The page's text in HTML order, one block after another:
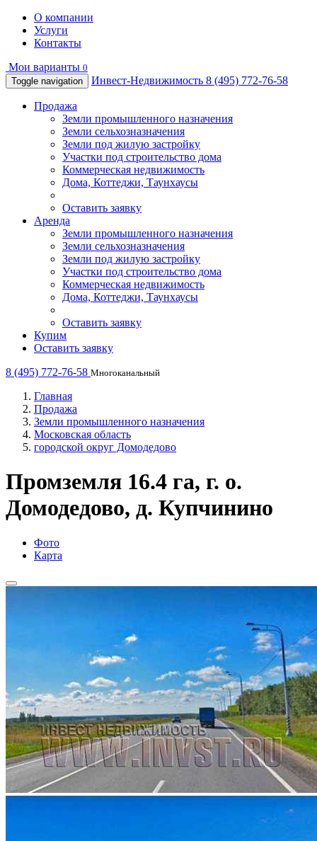
О компании
Услуги
Контакты
Мои варианты 0
Toggle navigation
Инвест-Недвижимость 8 (495) 772-76-58
Продажа
Земли промышленного назначения
Земли сельхозназначения
Земли под жилую застройку
Участки под строительство дома
Коммерческая недвижимость
Дома, Коттеджи, Таунхаусы
Оставить заявку
Аренда
Земли промышленного назначения
Земли сельхозназначения
Земли под жилую застройку
Участки под строительство дома
Коммерческая недвижимость
Дома, Коттеджи, Таунхаусы
Оставить заявку
Купим
Оставить заявку
8 (495) 772-76-58 Многоканальный
Главная
Продажа
Земли промышленного назначения
Московская область
городской округ Домодедово
Промземля 16.4 га, г. о.
Домодедово, д. Купчинино
Фото
Карта